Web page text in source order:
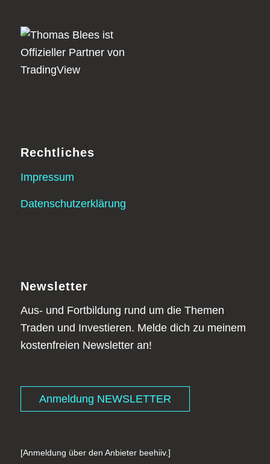
Rechtliches
Impressum
Datenschutzerklärung
Newsletter
Aus- und Fortbildung rund um die Themen
Traden und Investieren. Melde dich zu meinem
kostenfreien Newsletter an!
Anmeldung NEWSLETTER
[Anmeldung über den Anbieter beehiiv.]